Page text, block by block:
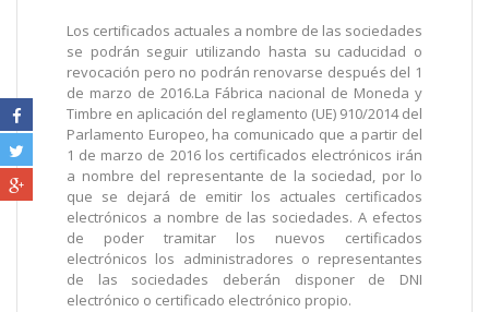
Los certificados actuales a nombre de las sociedades
se podrán seguir utilizando hasta su caducidad o
revocación pero no podrán renovarse después del 1
de marzo de 2016.La Fábrica nacional de Moneda y
Timbre en aplicación del reglamento (UE) 910/2014 del
Parlamento Europeo, ha comunicado que a partir del
1 de marzo de 2016 los certificados electrónicos irán
a nombre del representante de la sociedad, por lo
que se dejará de emitir los actuales certificados
electrónicos a nombre de las sociedades. A efectos
de poder tramitar los nuevos certificados
electrónicos los administradores o representantes
de las sociedades deberán disponer de DNI
electrónico o certificado electrónico propio.